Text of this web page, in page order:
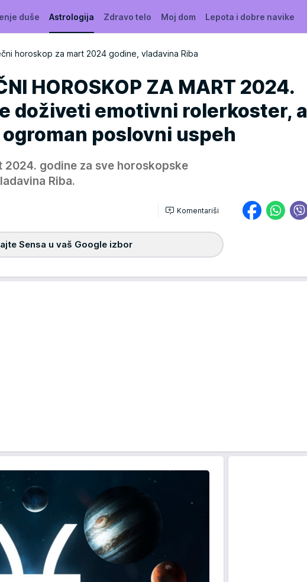
duše Astrologija Zdravo telo Moj dom Lepota i dobre navike
horoskop za mart 2024 godine, vladavina Riba
HOROSKOP ZA MART 2024.
doživeti emotivni rolerkoster, a
poslovni uspeh
godine za sve horoskopske
Riba.
Komentariši
Sensa u vaš Google izbor